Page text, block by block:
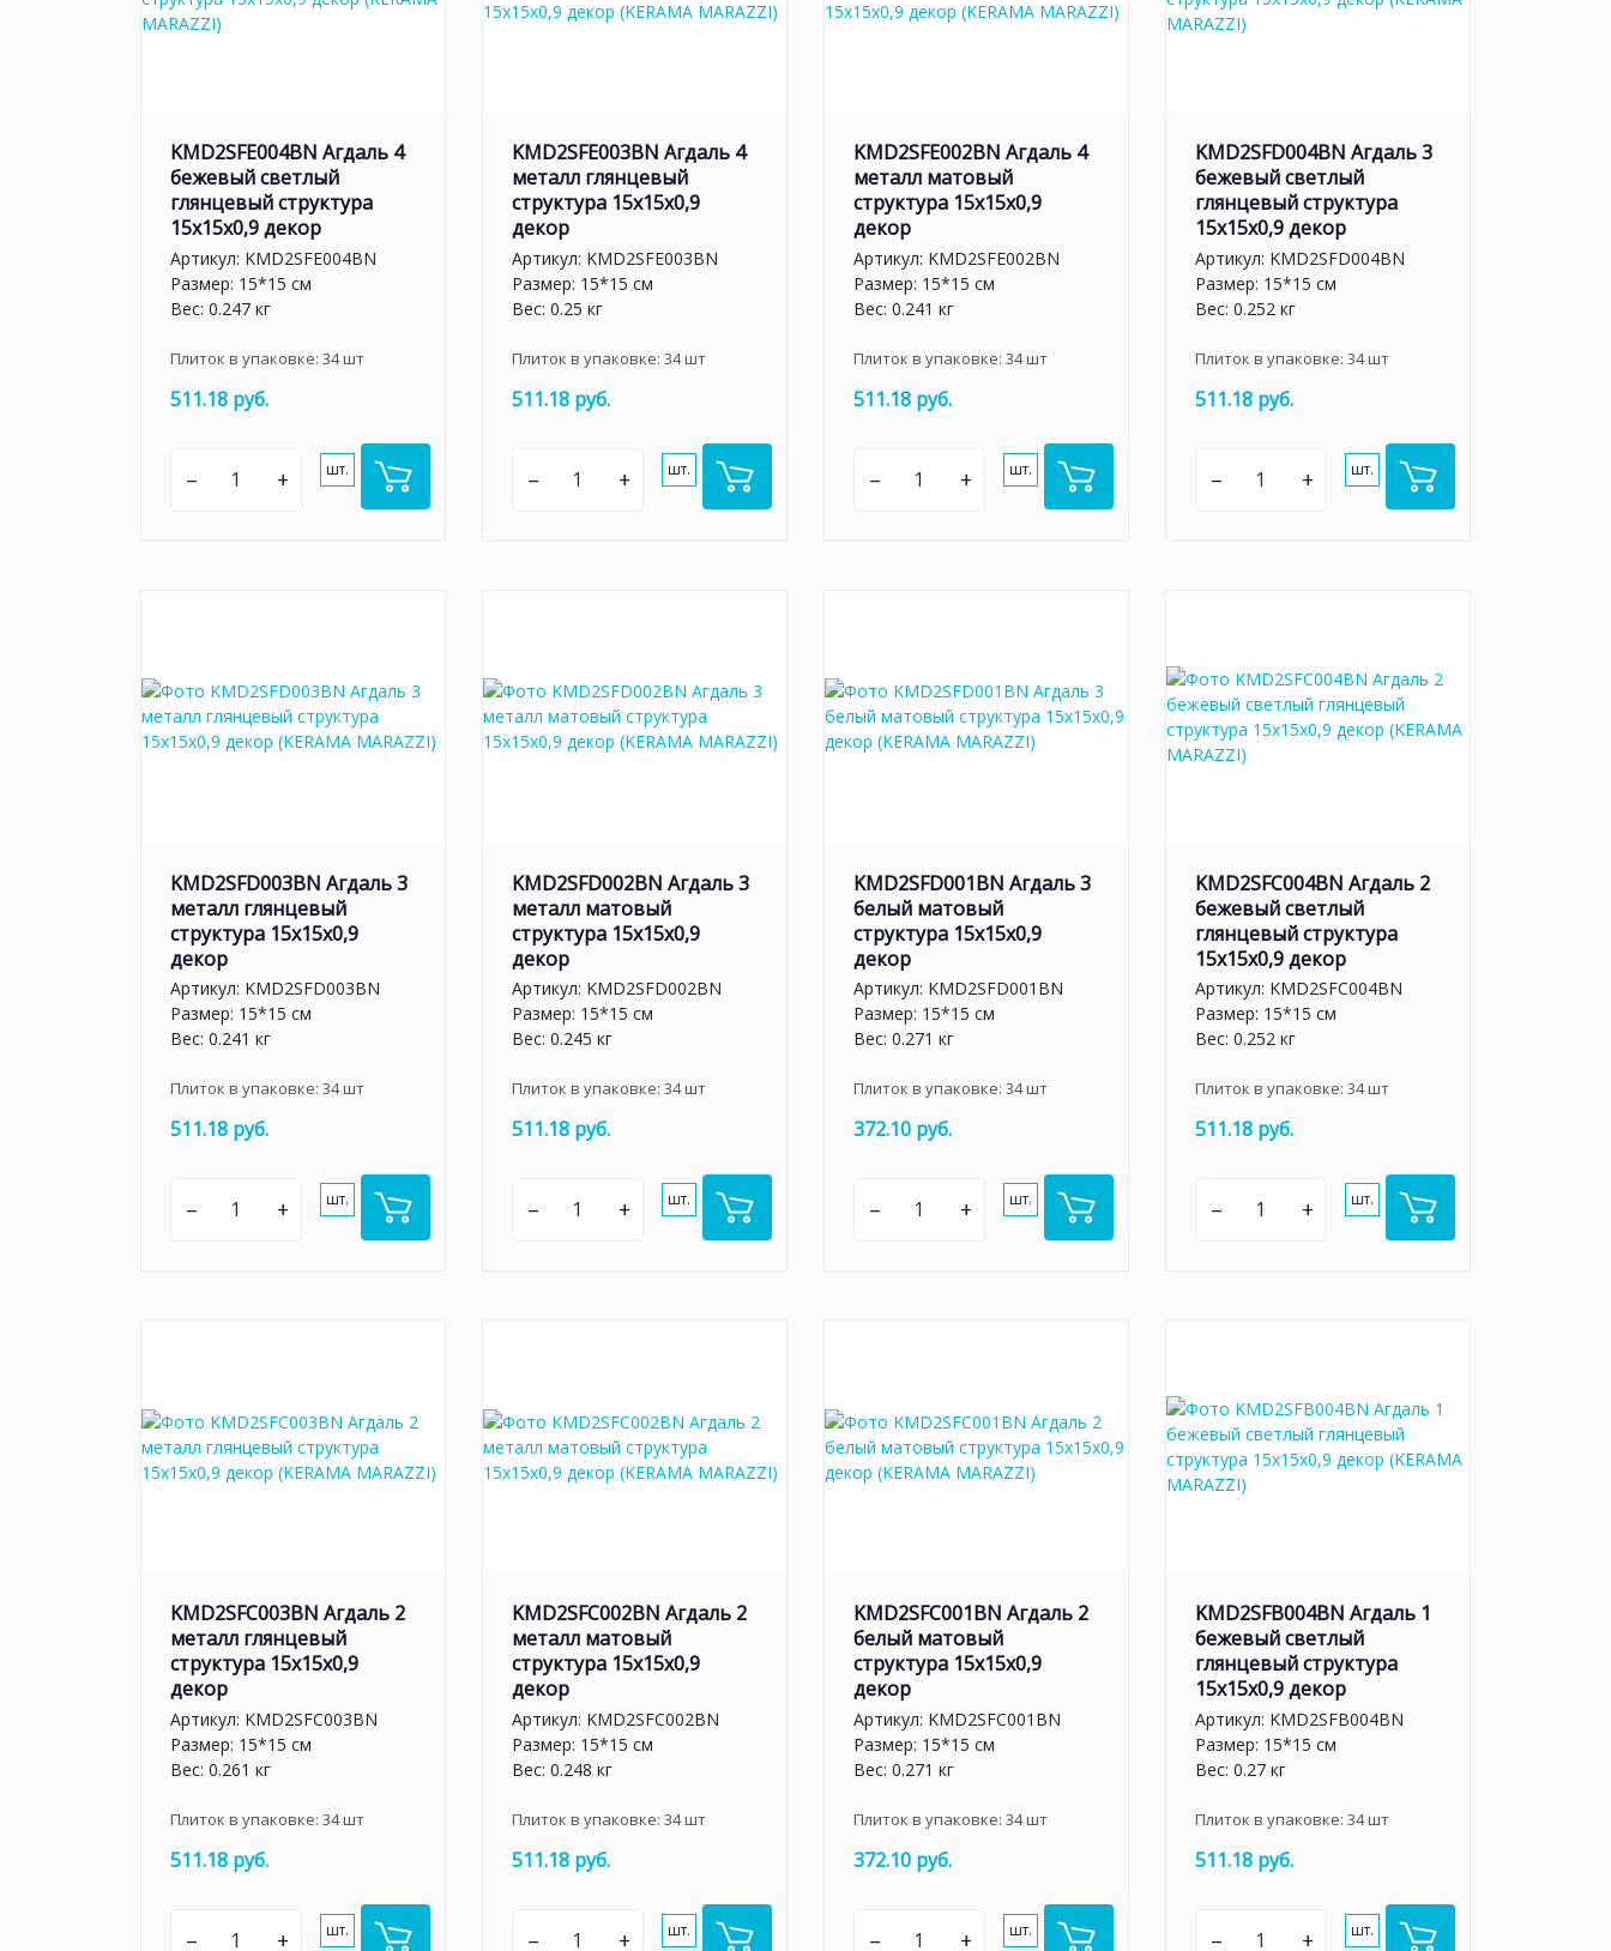
KMD2SFE004BN Агдаль 4
бежевый светлый
глянцевый структура
15x15x0,9 декор
Артикул: KMD2SFE004BN
Размер: 15*15 см
Вес: 0.247 кг
Плиток в упаковке: 34шт
511.18 руб.
– + шт.
KMD2SFE003BN Агдаль 4
металл глянцевый
структура 15x15x0,9
декор
Артикул: KMD2SFE003BN
Размер: 15*15 см
Вес: 0.25 кг
Плиток в упаковке: 34шт
511.18 руб.
– + шт.
KMD2SFE002BN Агдаль 4
металл матовый
структура 15x15x0,9
декор
Артикул: KMD2SFE002BN
Размер: 15*15 см
Вес: 0.241 кг
Плиток в упаковке: 34шт
511.18 руб.
– + шт.
KMD2SFD004BN Агдаль 3
бежевый светлый
глянцевый структура
15x15x0,9 декор
Артикул: KMD2SFD004BN
Размер: 15*15 см
Вес: 0.252 кг
Плиток в упаковке: 34шт
511.18 руб.
– + шт.
KMD2SFD003BN Агдаль 3
металл глянцевый
структура 15x15x0,9
декор
Артикул: KMD2SFD003BN
Размер: 15*15 см
Вес: 0.241 кг
Плиток в упаковке: 34шт
511.18 руб.
– + шт.
KMD2SFD002BN Агдаль 3
металл матовый
структура 15x15x0,9
декор
Артикул: KMD2SFD002BN
Размер: 15*15 см
Вес: 0.245 кг
Плиток в упаковке: 34шт
511.18 руб.
– + шт.
KMD2SFD001BN Агдаль 3
белый матовый
структура 15x15x0,9
декор
Артикул: KMD2SFD001BN
Размер: 15*15 см
Вес: 0.271 кг
Плиток в упаковке: 34шт
372.10 руб.
– + шт.
KMD2SFC004BN Агдаль 2
бежевый светлый
глянцевый структура
15x15x0,9 декор
Артикул: KMD2SFC004BN
Размер: 15*15 см
Вес: 0.252 кг
Плиток в упаковке: 34шт
511.18 руб.
– + шт.
KMD2SFC003BN Агдаль 2
металл глянцевый
структура 15x15x0,9
декор
Артикул: KMD2SFC003BN
Размер: 15*15 см
Вес: 0.261 кг
Плиток в упаковке: 34шт
511.18 руб.
– + шт.
KMD2SFC002BN Агдаль 2
металл матовый
структура 15x15x0,9
декор
Артикул: KMD2SFC002BN
Размер: 15*15 см
Вес: 0.248 кг
Плиток в упаковке: 34шт
511.18 руб.
– + шт.
KMD2SFC001BN Агдаль 2
белый матовый
структура 15x15x0,9
декор
Артикул: KMD2SFC001BN
Размер: 15*15 см
Вес: 0.271 кг
Плиток в упаковке: 34шт
372.10 руб.
– + шт.
KMD2SFB004BN Агдаль 1
бежевый светлый
глянцевый структура
15x15x0,9 декор
Артикул: KMD2SFB004BN
Размер: 15*15 см
Вес: 0.27 кг
Плиток в упаковке: 34шт
511.18 руб.
– + шт.